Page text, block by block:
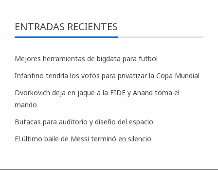
ENTRADAS RECIENTES
Mejores herramientas de bigdata para futbol
Infantino tendría los votos para privatizar la Copa Mundial
Dvorkovich deja en jaque a la FIDE y Anand toma el
mando
Butacas para auditorio y diseño del espacio
El último baile de Messi terminó en silencio